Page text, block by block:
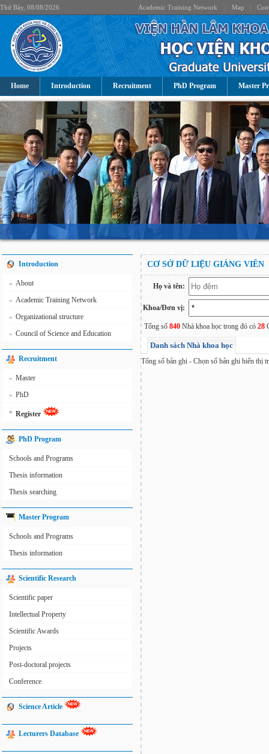
Thứ Bảy, 08/08/2026 Academic Training Network Map
Home Introduction Recruitment PhD Program Master
Introduction
» About
» Academic Training Network
» Organizational structure
» Council of Science and Education
Recruitment
» Master
» PhD
» Register
PhD Program
Schools and Programs
Thesis information
Thesis searching
Master Program
Schools and Programs
Thesis information
Scientific Research
Scientific paper
Intellectual Property
Scientific Awards
Projects
Post-doctoral projects
Conference
Science Article
Lecturers Database
CƠ SỞ DỮ LIỆU GIẢNG VIÊN
Họ và tên:
Khoa/Đơn vị:
Tổng số 840 Nhà khoa học trong đó có 28
Danh sách Nhà khoa học
Tổng số bản ghi - Chọn số bản ghi hiển thị